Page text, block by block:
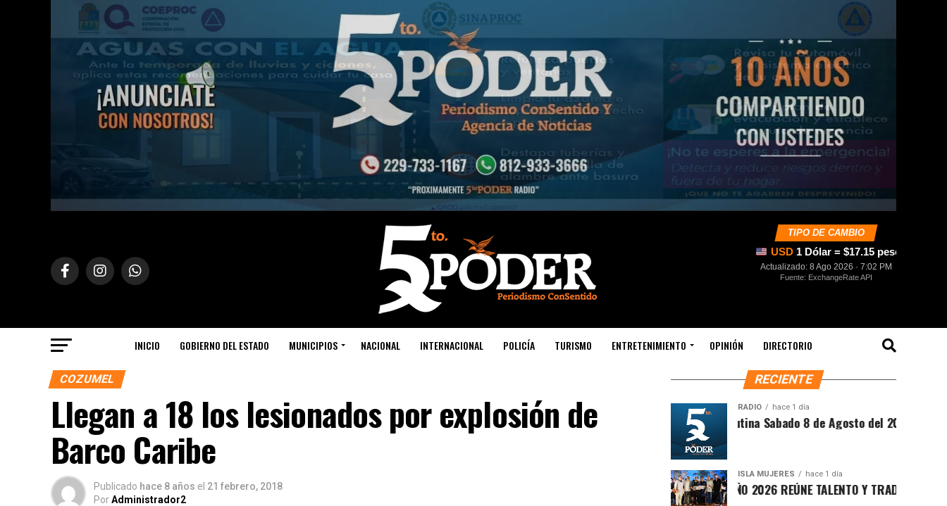
TIPO DE CAMBIO
USD 1 Dólar = $17.15 pesos
Actualizado: 8 Ago 2026 · 7:02 PM
Fuente: ExchangeRate API
INICIO GOBIERNO DEL ESTADO MUNICIPIOS NACIONAL INTERNACIONAL POLICÍA TURISMO ENTRETENIMIENTO OPINIÓN DIRECTORIO
COZUMEL
Llegan a 18 los lesionados por explosión de
Barco Caribe
Publicado hace 8 años el 21 febrero, 2018
PorAdministrador2
RECIENTE
RADIO hace 1 día
Síntesis Matutina Sabado 8 de Agosto del 2026
ISLA MUJERES hace 1 día
CEVICHE ISLEÑO 2026 REÚNE TALENTO Y TRADICIÓN EN ISLA